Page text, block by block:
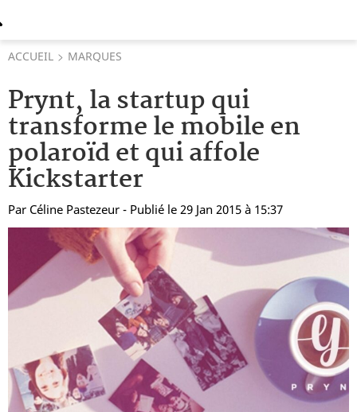
ACCUEIL MARQUES
Prynt, la startup qui
transforme le mobile en
polaroïd et qui affole
Kickstarter
Par Céline Pastezeur - Publié le 29 Jan 2015 à 15:37